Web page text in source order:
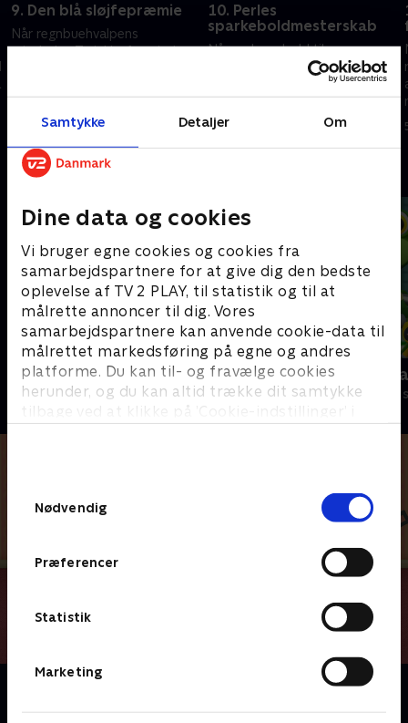
Samtykke Detaljer Om
Dine data og cookies
Vi bruger egne cookies og cookies fra
samarbejdspartnere for at give dig den bedste
oplevelse af TV 2 PLAY, til statistik og til at
målrette annoncer til dig. Vores
samarbejdspartnere kan anvende cookie-data til
målrettet markedsføring på egne og andres
platforme. Du kan til- og fravælge cookies
herunder, og du kan altid trække dit samtykke
tilbage ved at klikke på ’Cookie-indstillinger’ i
Nødvendig
Præferencer
Statistik
Marketing
9. Den blå sløjfepræmie
Når regnbuehvalpens
grisebaby, Twinkle, forsvinder
10. Perles
sparkeboldmesterskab
Når en beepbold til en
kickboldspiller med nedsat syn
mister luft, træder Josh til for
at hjælpe
5. april 2024 • 21 min
Andre så også
Mægtige maskiner
Børneserier • 1 sæsoner
Geckos
Børneserier • 2